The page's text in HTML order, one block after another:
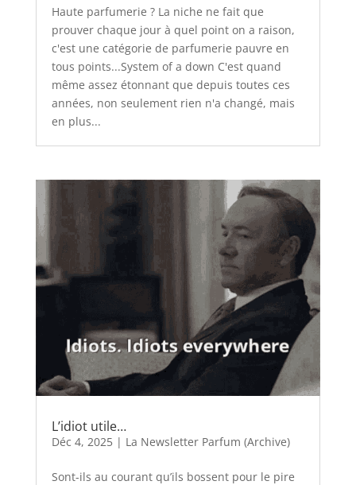
Haute parfumerie ? La niche ne fait que
prouver chaque jour à quel point on a raison,
c'est une catégorie de parfumerie pauvre en
tous points...System of a down C'est quand
même assez étonnant que depuis toutes ces
années, non seulement rien n'a changé, mais
en plus...
L’idiot utile…
Déc 4, 2025| La Newsletter Parfum (Archive)
Sont-ils au courant qu’ils bossent pour le pire